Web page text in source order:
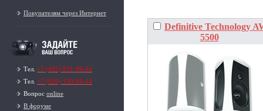
Покупателям через Интернет
Тел. +7 (495) 951-99-44
Тел. +7 (926) 159-99-44
Вопрос online
В форуме
Definitive Technology
5500